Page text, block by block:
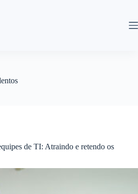
de TI: Atraindo e retendo os